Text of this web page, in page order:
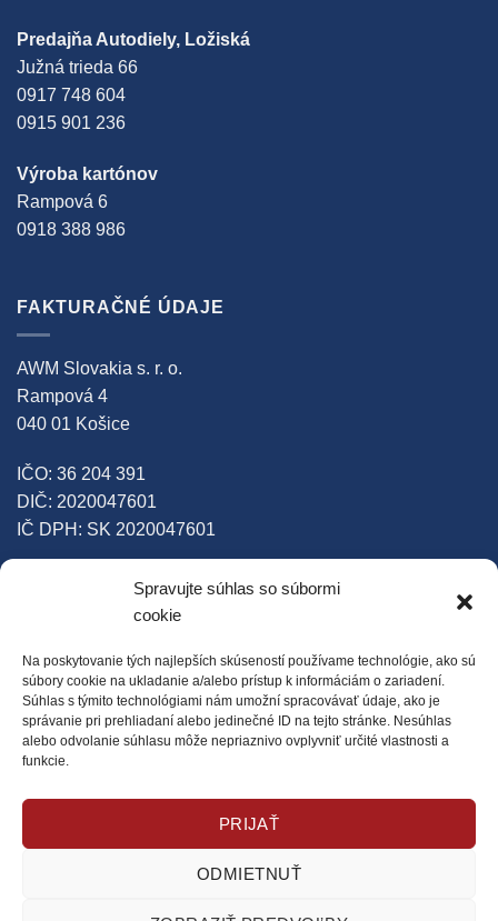
Spravujte súhlas so súbormi
cookie
Na poskytovanie tých najlepších skúseností používame technológie, ako sú
súbory cookie na ukladanie a/alebo prístup k informáciám o zariadení.
Súhlas s týmito technológiami nám umožní spracovávať údaje, ako je
správanie pri prehliadaní alebo jedinečné ID na tejto stránke. Nesúhlas
alebo odvolanie súhlasu môže nepriaznivo ovplyvniť určité vlastnosti a
funkcie.
PRIJAŤ
ODMIETNUŤ
Predajňa Autodiely, Ložiská
Južná trieda 66
0917 748 604
0915 901 236
Výroba kartónov
Rampová 6
0918 388 986
FAKTURAČNÉ ÚDAJE
AWM Slovakia s. r. o.
Rampová 4
040 01 Košice
IČO: 36 204 391
DIČ: 2020047601
IČ DPH: SK 2020047601
Bank. spojenie: ČSOB Košice
SK36 7500 0000 0001 1342 9743
Bank. spojenie: Tatrabanka
SK48 1100 0000 0029 4400 7452
SLEDUJTE NÁS